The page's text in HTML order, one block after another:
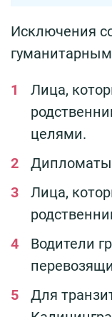
Исключения
Лица,
целями.
Дипломаты
Лица,
Водители
Для